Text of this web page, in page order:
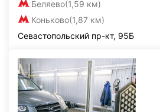
Беляево(1,59 км)
Коньково(1,87 км)
Севастопольский пр-кт, 95Б